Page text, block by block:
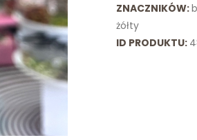
ZNACZNIKÓW:
żółty
ID PRODUKTU: